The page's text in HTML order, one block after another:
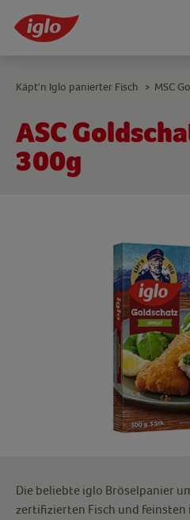
ASC
300g
Käpt'n Iglo panierter Fisch > MSC
Die beliebte iglo Bröselpanier
zertifizierten Fisch und feinsten